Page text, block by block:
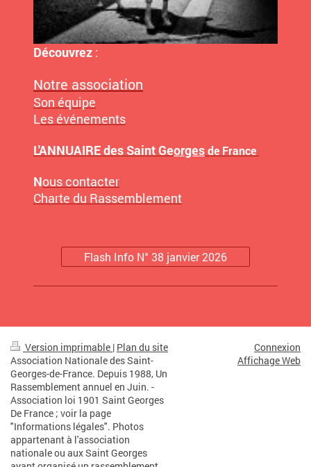
Découvrez :
Notre association
Son équipe
Les événements
L'ANNUAIRE des Saint Georgesde France
Nous contacter
Charte du Rassemblement
Flash Info N° 38 janvier 2026
Version imprimable | Plan du site
Association Nationale des Saint-
Georges-de-France. Depuis 1988, Un
Rassemblement annuel en Juin. -
Association loi 1901 Saint Georges
De France ; voir la page
"Informations légales". Photos
appartenant à l'association
nationale ou aux Saint Georges
Connexion
Affichage Web